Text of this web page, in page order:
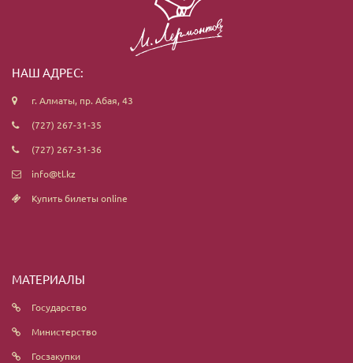
НАШ АДРЕС:
г. Алматы, пр. Абая, 43
(727) 267-31-35
(727) 267-31-36
info@tl.kz
Купить билеты online
МАТЕРИАЛЫ
Государство
Министерство
Госзакупки